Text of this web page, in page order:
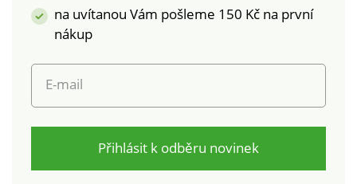
na uvítanou Vám pošleme 150 Kč na první
nákup
E-mail
Přihlásit k odběru novinek